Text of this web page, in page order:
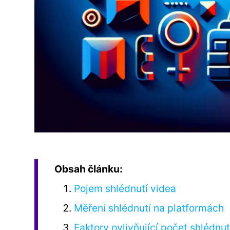
Obsah článku:
Pojem shlédnutí videa
Měření shlédnutí na platformách
Faktory ovlivňující počet